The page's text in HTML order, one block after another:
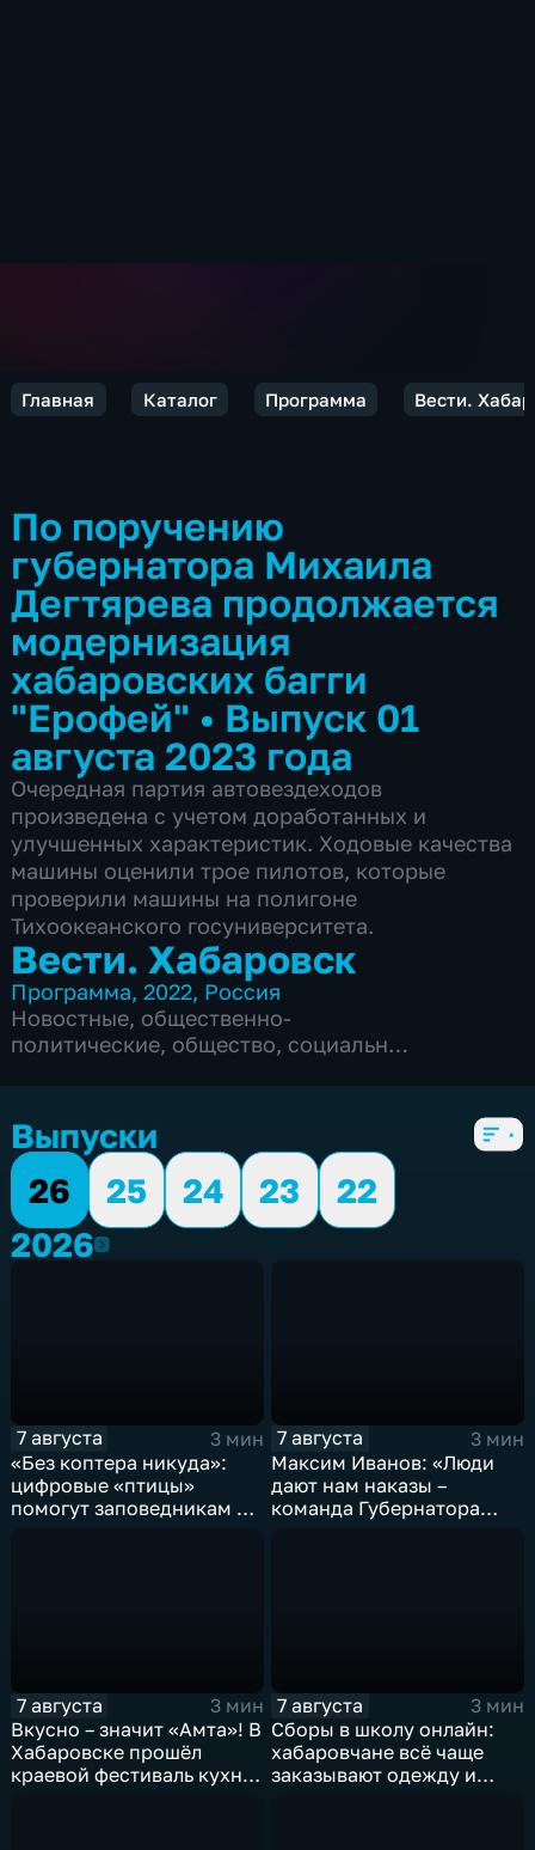
Главная Каталог Программа Вести.
По поручению
губернатора Михаила
Дегтярева продолжается
модернизация
хабаровских багги
"Ерофей" • Выпуск 01
августа 2023 года
Очередная партия автовездеходов
произведена с учетом доработанных и
улучшенных характеристик. Ходовые качества
машины оценили трое пилотов, которые
проверили машины на полигоне
Тихоокеанского госуниверситета.
Вести. Хабаровск
Программа,2022, Россия
Новостные, общественно-
политические, общество, социально-
Выпуски
26
25 24 23
22
20262026
7 августа
3 мин
«Без коптера никуда»:
цифровые «птицы»
помогут заповедникам в
7 августа
3 мин
Максим Иванов: «Люди
дают нам наказы –
команда Губернатора
7 августа
3 мин
Вкусно – значит «Амта»! В
Хабаровске прошёл
краевой фестиваль кухни
7 августа
3 мин
Сборы в школу онлайн:
хабаровчане всё чаще
заказывают одежду и